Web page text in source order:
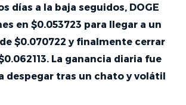
días a la baja seguidos, DOGE
en $0.053723 para llegar a un
$0.070722 y finalmente cerrar
La ganancia diaria fue
despegar tras un chato y volátil